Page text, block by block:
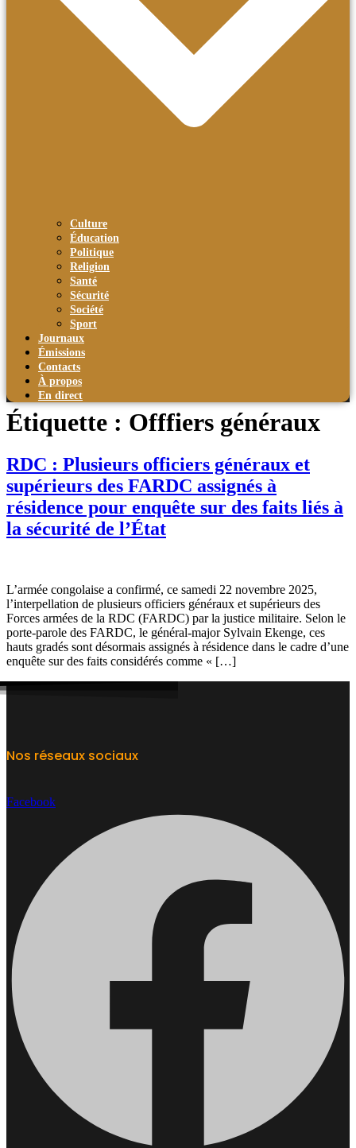
Culture
Éducation
Politique
Religion
Santé
Sécurité
Société
Sport
Journaux
Émissions
Contacts
À propos
En direct
Étiquette : Offfiers généraux
RDC : Plusieurs officiers généraux et
supérieurs des FARDC assignés à
résidence pour enquête sur des faits liés à
la sécurité de l’État
L’armée congolaise a confirmé, ce samedi 22 novembre 2025,
l’interpellation de plusieurs officiers généraux et supérieurs des
Forces armées de la RDC (FARDC) par la justice militaire. Selon le
porte-parole des FARDC, le général-major Sylvain Ekenge, ces
hauts gradés sont désormais assignés à résidence dans le cadre d’une
enquête sur des faits considérés comme « […]
Nos réseaux sociaux
Facebook